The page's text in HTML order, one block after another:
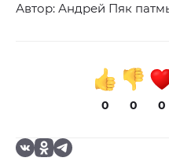
Автор: Андрей Пяк
0 0 0